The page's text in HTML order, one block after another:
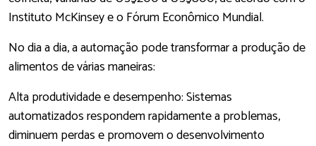
Instituto McKinsey e o Fórum Econômico Mundial.
No dia a dia, a automação pode transformar a produção de
alimentos de várias maneiras:
Alta produtividade e desempenho: Sistemas
automatizados respondem rapidamente a problemas,
diminuem perdas e promovem o desenvolvimento